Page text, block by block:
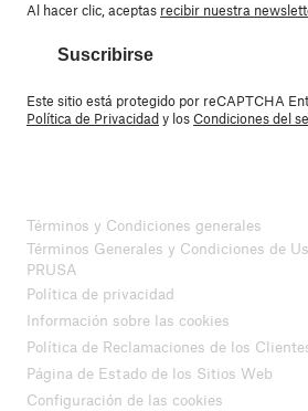
Al hacer clic, aceptas recibir nuestra
Suscribirse
Este sitio está protegido por reCAPTCHA
Política de Privacidady losCondiciones del
Términos y Condiciones generales
Términos Generales y Condiciones de
PRUSA
Política de privacidad
Información sobre las cookies
Política de Reclamaciones de los
Página de Estado de los Sitios Web
Configuración de las cookies